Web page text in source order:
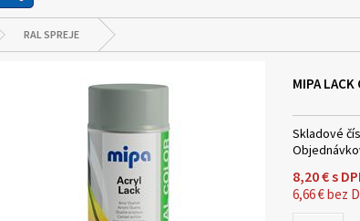
RAL SPREJE
MIPA LACK
Skladové
8,20€s
6,66€bez